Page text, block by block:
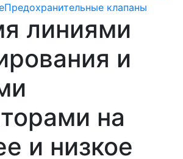
Предохранительные клапаны
линиями
и
на
и низкое